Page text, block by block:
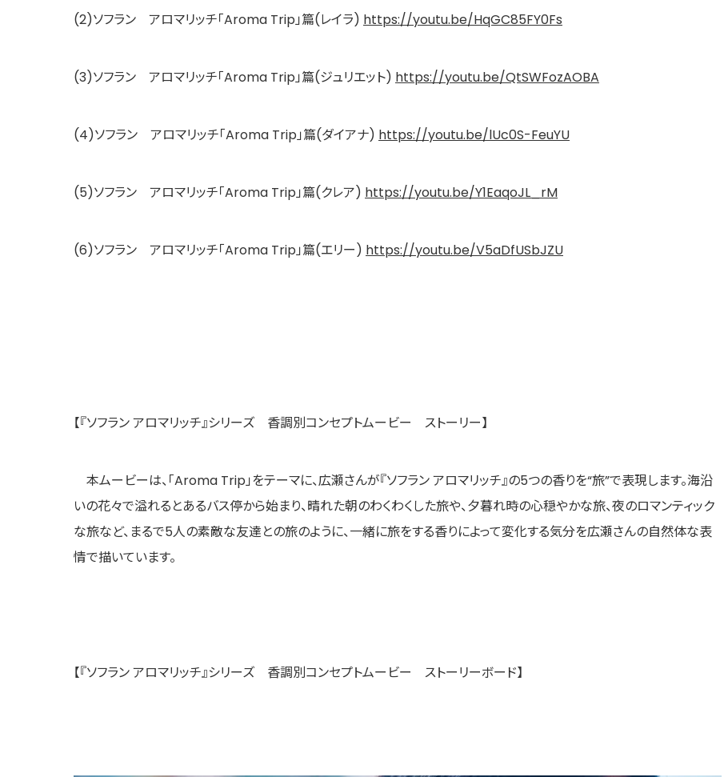
(2)ソフラン アロマリッチ「Aroma Trip」篇(レイラ) https://youtu.be/HqGC85FY0Fs
(3)ソフラン アロマリッチ「Aroma Trip」篇(ジュリエット) https://youtu.be/QtSWFozAOBA
(4)ソフラン アロマリッチ「Aroma Trip」篇(ダイアナ) https://youtu.be/lUc0S-FeuYU
(5)ソフラン アロマリッチ「Aroma Trip」篇(クレア) https://youtu.be/Y1EaqoJL_rM
(6)ソフラン アロマリッチ「Aroma Trip」篇(エリー) https://youtu.be/V5aDfUSbJZU
【『ソフラン アロマリッチ』シリーズ 香調別コンセプトムービー ストーリー】
本ムービーは、「Aroma Trip」をテーマに、広瀬さんが『ソフラン アロマリッチ』の5つの香りを“旅”で表現します。海沿
いの花々で溢れるとあるバス停から始まり、晴れた朝のわくわくした旅や、夕暮れ時の心穏やかな旅、夜のロマンティック
な旅など、まるで5人の素敵な友達との旅のように、一緒に旅をする香りによって変化する気分を広瀬さんの自然体な表
情で描いています。
【『ソフラン アロマリッチ』シリーズ 香調別コンセプトムービー ストーリーボード】